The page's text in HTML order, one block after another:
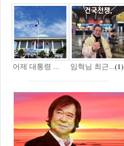
어제 대통령 ... 임혁님 최근...(1)